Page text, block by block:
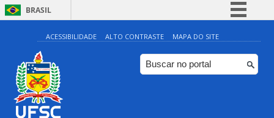
BRASIL
Simplifique!
Comunica BR
Participe
ACESSIBILIDADE ALTO CONTRASTE MAPA DO SITE